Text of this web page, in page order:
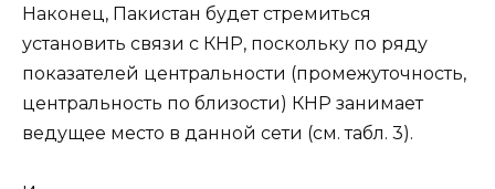
Наконец, Пакистан будет стремиться
установить связи с КНР, поскольку по ряду
показателей центральности (промежуточность,
центральность по близости) КНР занимает
ведущее место в данной сети (см. табл. 3).